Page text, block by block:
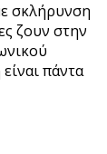
σκλήρυνση
ζουν στην
πάντα